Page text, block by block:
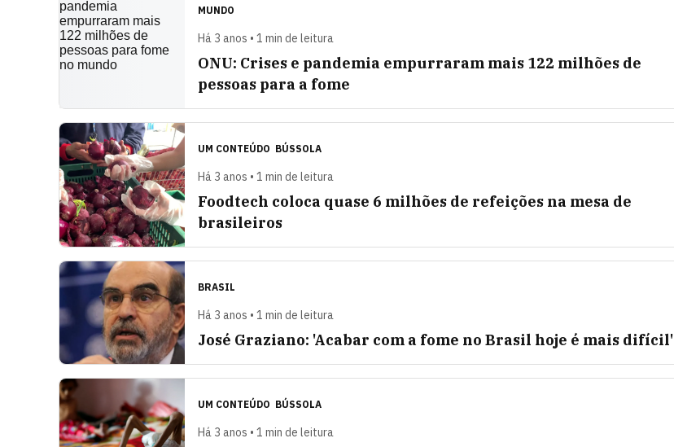
MUNDO
Há 3 anos • 1 min de leitura
ONU: Crises e pandemia empurraram mais 122 milhões de
pessoas para a fome
UM CONTEÚDO BÚSSOLA
Há 3 anos • 1 min de leitura
Foodtech coloca quase 6 milhões de refeições na mesa de
brasileiros
BRASIL
Há 3 anos • 1 min de leitura
José Graziano: 'Acabar com a fome no Brasil hoje é mais difícil'
UM CONTEÚDO BÚSSOLA
Há 3 anos • 1 min de leitura